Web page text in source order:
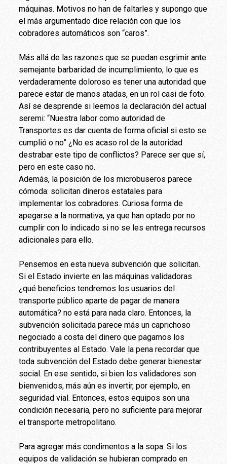
máquinas. Motivos no han de faltarles y supongo que
el más argumentado dice relación con que los
cobradores automáticos son “caros”.
Más allá de las razones que se puedan esgrimir ante
semejante barbaridad de incumplimiento, lo que es
verdaderamente doloroso es tener una autoridad que
parece estar de manos atadas, en un rol casi de foto.
Así se desprende si leemos la declaración del actual
seremi: “Nuestra labor como autoridad de
Transportes es dar cuenta de forma oficial si esto se
cumplió o no” ¿No es acaso rol de la autoridad
destrabar este tipo de conflictos? Parece ser que sí,
pero en este caso no.
Además, la posición de los microbuseros parece
cómoda: solicitan dineros estatales para
implementar los cobradores. Curiosa forma de
apegarse a la normativa, ya que han optado por no
cumplir con lo indicado si no se les entrega recursos
adicionales para ello.
Pensemos en esta nueva subvención que solicitan.
Si el Estado invierte en las máquinas validadoras
¿qué beneficios tendremos los usuarios del
transporte público aparte de pagar de manera
automática? no está para nada claro. Entonces, la
subvención solicitada parece más un caprichoso
negociado a costa del dinero que pagamos los
contribuyentes al Estado. Vale la pena recordar que
toda subvención del Estado debe generar bienestar
social. En ese sentido, si bien los validadores son
bienvenidos, más aún es invertir, por ejemplo, en
seguridad vial. Entonces, estos equipos son una
condición necesaria, pero no suficiente para mejorar
el transporte metropolitano.
Para agregar más condimentos a la sopa. Si los
equipos de validación se hubieran comprado en